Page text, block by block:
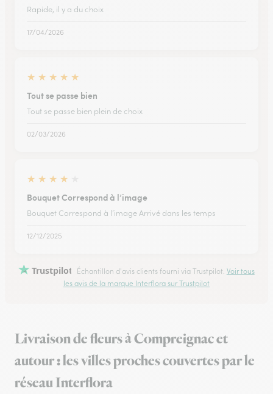
Rapide, il y a du choix
17/04/2026
★ ★ ★ ★ ★
Tout se passe bien
Tout se passe bien plein de choix
02/03/2026
★ ★ ★ ★
Bouquet Correspond à l’image
Bouquet Correspond à l’image Arrivé dans les temps
12/12/2025
Trustpilot Échantillon d'avis clients fourni via Trustpilot. Voir tous
les avis de la marque Interflora sur Trustpilot
Livraison de fleurs à Compreignac et
autour : les villes proches couvertes par le
réseau Interflora